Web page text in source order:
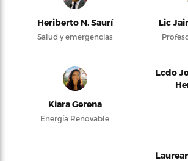
Heriberto N. Saurí
Salud y emergencias
Lic
Kiara Gerena
Energía Renovable
Lcdo